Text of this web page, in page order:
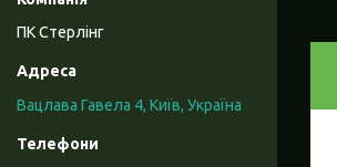
ПК Стерлінг
Вацлава Гавела 4, Київ, Україна